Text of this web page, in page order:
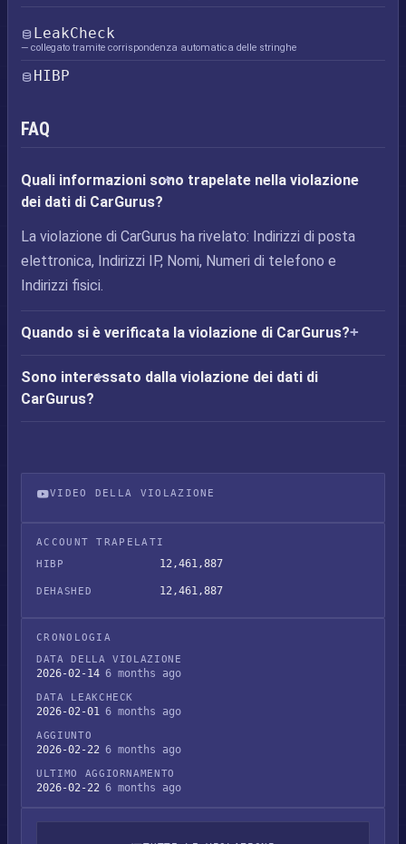
LeakCheck
— collegato tramite corrispondenza automatica delle stringhe
HIBP
FAQ
Quali informazioni sono trapelate nella violazione
dei dati di CarGurus?
La violazione di CarGurus ha rivelato: Indirizzi di posta
elettronica, Indirizzi IP, Nomi, Numeri di telefono e
Indirizzi fisici.
Quando si è verificata la violazione di CarGurus?
Sono interessato dalla violazione dei dati di
CarGurus?
VIDEO DELLA VIOLAZIONE
ACCOUNT TRAPELATI
HIBP
12,461,887
DEHASHED 12,461,887
CRONOLOGIA
DATA DELLA VIOLAZIONE
2026-02-14 6 months ago
DATA LEAKCHECK
2026-02-01 6 months ago
AGGIUNTO
2026-02-22 6 months ago
ULTIMO AGGIORNAMENTO
2026-02-22 6 months ago